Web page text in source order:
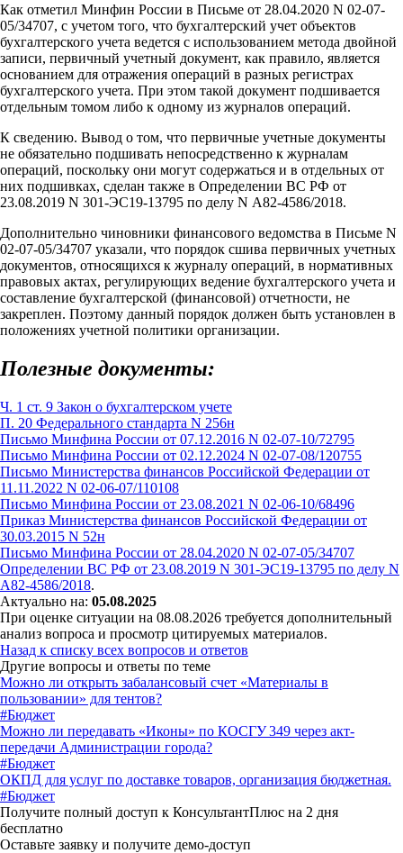
Как отметил Минфин России в Письме от 28.04.2020 N 02-07-
05/34707, с учетом того, что бухгалтерский учет объектов
бухгалтерского учета ведется с использованием метода двойной
записи, первичный учетный документ, как правило, является
основанием для отражения операций в разных регистрах
бухгалтерского учета. При этом такой документ подшивается
отдельным томом либо к одному из журналов операций.
К сведению. Вывод о том, что первичные учетные документы
не обязательно подшивать непосредственно к журналам
операций, поскольку они могут содержаться и в отдельных от
них подшивках, сделан также в Определении ВС РФ от
23.08.2019 N 301-ЭС19-13795 по делу N А82-4586/2018.
Дополнительно чиновники финансового ведомства в Письме N
02-07-05/34707 указали, что порядок сшива первичных учетных
документов, относящихся к журналу операций, в нормативных
правовых актах, регулирующих ведение бухгалтерского учета и
составление бухгалтерской (финансовой) отчетности, не
закреплен. Поэтому данный порядок должен быть установлен в
положениях учетной политики организации.
Полезные документы:
Ч. 1 ст. 9 Закон о бухгалтерском учете
П. 20 Федерального стандарта N 256н
Письмо Минфина России от 07.12.2016 N 02-07-10/72795
Письмо Минфина России от 02.12.2024 N 02-07-08/120755
Письмо Министерства финансов Российской Федерации от
11.11.2022 N 02-06-07/110108
Письмо Минфина России от 23.08.2021 N 02-06-10/68496
Приказ Министерства финансов Российской Федерации от
30.03.2015 N 52н
Письмо Минфина России от 28.04.2020 N 02-07-05/34707
Определении ВС РФ от 23.08.2019 N 301-ЭС19-13795 по делу N
А82-4586/2018.
Актуально на: 05.08.2025
При оценке ситуации на 08.08.2026 требуется дополнительный
анализ вопроса и просмотр цитируемых материалов.
Назад к списку всех вопросов и ответов
Другие вопросы и ответы по теме
Можно ли открыть забалансовый счет «Материалы в
пользовании» для тентов?
#Бюджет
Можно ли передавать «Иконы» по КОСГУ 349 через акт-
передачи Администрации города?
#Бюджет
ОКПД для услуг по доставке товаров, организация бюджетная.
#Бюджет
Получите полный доступ к КонсультантПлюс на 2 дня
бесплатно
Оставьте заявку и получите демо-доступ